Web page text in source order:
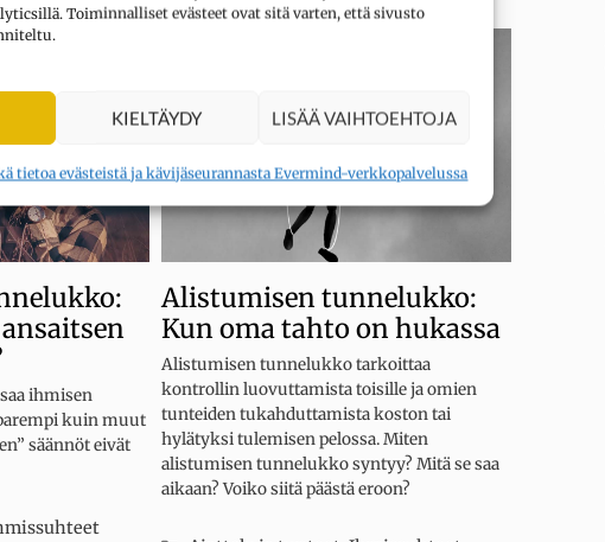
Toiminnalliset evästeet ovat sitä varten, että sivusto
KIELTÄYDY LISÄÄ VAIHTOEHTOJA
tietoa evästeistä ja kävijäseurannasta Evermind-verkkopalvelussa
ihmisen
kuin muut
säännöt eivät
Alistumisen tunnelukko:
Kun oma tahto on hukassa
Alistumisen tunnelukko tarkoittaa
kontrollin luovuttamista toisille ja omien
tunteiden tukahduttamista koston tai
hylätyksi tulemisen pelossa. Miten
alistumisen tunnelukko syntyy? Mitä se saa
aikaan? Voiko siitä päästä eroon?